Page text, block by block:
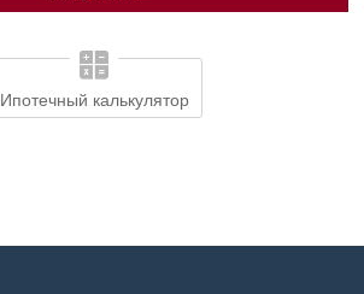
Ипотечный калькулятор